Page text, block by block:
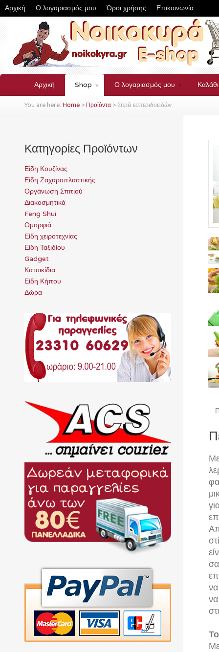
Αρχική Ο λογαριασμός μου Όροι χρήσης Επικοινωνία
Αρχική Shop Ο λογαριασμός μου
You are here: Home > Προϊόντα > Σπρέι εσπεριδοειδών
Κατηγορίες Προϊόντων
Είδη Κουζίνας
Είδη Ζαχαροπλαστικής
Οργάνωση Σπιτιού
Διακοσμητικά
Feng Shui
Ομορφιά
Είδη χειροτεχνίας
Είδη Ταξιδίου
Gadget
Κατοικίδια
Είδη Κήπου
Δώρα